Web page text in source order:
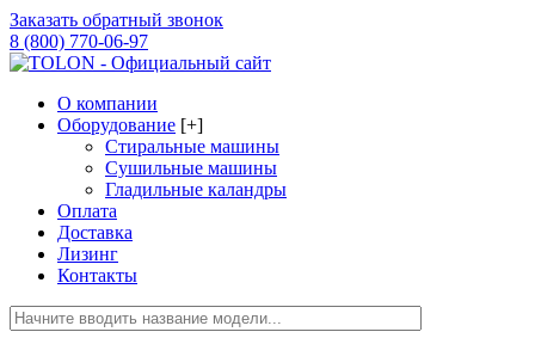
Заказать обратный звонок
8 (800) 770-06-97
О компании
Оборудование [+]
Стиральные машины
Сушильные машины
Гладильные каландры
Оплата
Доставка
Лизинг
Контакты